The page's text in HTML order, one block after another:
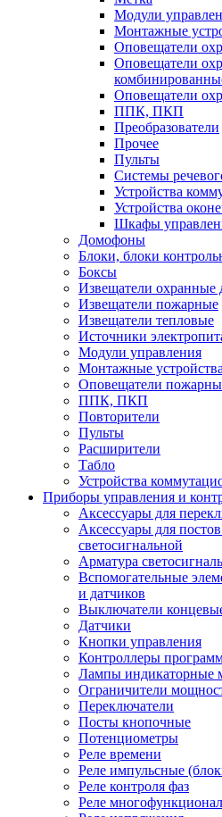
Модули
Монтажные
Оповещатели
Оповещатели
Оповещатели
ППК, ПКП
Преобразователи
Прочее
Пульты
Системы
Устройства
Устройства
Шкафы
Домофоны
Блоки, блоки
Боксы
Извещатели охранные
Извещатели пожарные
Извещатели тепловые
Источники
Модули управления
Монтажные устройства
Оповещатели
ППК, ПКП
Повторители
Пульты
Расширители
Табло
Устройства
Приборы управления и
Аксессуары для
Аксессуары для
светосигнальной
Арматура
Вспомогательные
и датчиков
Выключатели
Датчики
Кнопки управления
Контроллеры
Лампы индикаторные
Ограничители
Переключатели
Посты кнопочные
Потенциометры
Реле времени
Реле импульсные
Реле контроля фаз
Реле